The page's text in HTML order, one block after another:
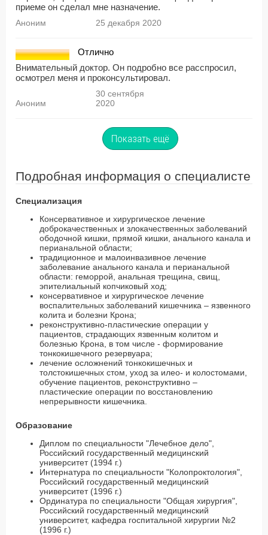
приеме он сделал мне назначение.
Аноним 25 декабря 2020
Отлично
Внимательный доктор. Он подробно все расспросил,
осмотрел меня и проконсультировал.
Аноним
30 сентября
2020
Показать ещё
Подробная информация о специалисте
Специализация
Консервативное и хирургическое лечение
доброкачественных и злокачественных заболеваний
ободочной кишки, прямой кишки, анального канала и
перианальной области;
традиционное и малоинвазивное лечение
заболевание анального канала и перианальной
области: геморрой, анальная трещина, свищ,
эпителиальный копчиковый ход;
консервативное и хирургическое лечение
воспалительных заболеваний кишечника – язвенного
колита и болезни Крона;
реконструктивно-пластические операции у
пациентов, страдающих язвенным колитом и
болезнью Крона, в том числе - формирование
тонкокишечного резервуара;
лечение осложнений тонкокишечных и
толстокишечных стом, уход за илео- и колостомами,
обучение пациентов, реконструктивно –
пластические операции по восстановлению
непрерывности кишечника.
Образование
Диплом по специальности "Лечебное дело",
Российский государственный медицинский
университет (1994 г.)
Интернатура по специальности "Колопроктология",
Российский государственный медицинский
университет (1996 г.)
Ординатура по специальности "Общая хирургия",
Российский государственный медицинский
университет, кафедра госпитальной хирургии №2
(1996 г.)